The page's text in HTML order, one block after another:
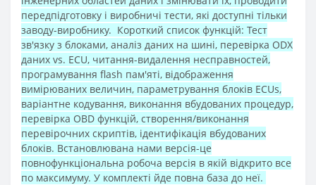
передпідготовку і виробничі тести, які доступні тільки
заводу-виробнику. Короткий список функцій: Тест
зв'язку з блоками, аналіз даних на шині, перевірка ODX
даних vs. ECU, читання-видалення несправностей,
програмування flash пам'яті, відображення
вимірюваних величин, параметрування блоків ECUs,
варіантне кодування, виконання вбудованих процедур,
перевірка OBD функцій, створення/виконання
перевірочних скриптів, ідентифікація вбудованих
блоків. Встановлювана нами версія-це
повнофункціональна робоча версія в якій відкрито все
по максимуму. У комплекті йде повна база до неї.